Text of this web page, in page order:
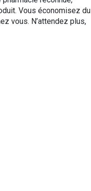
Vous économisez du
vous. N’attendez plus,